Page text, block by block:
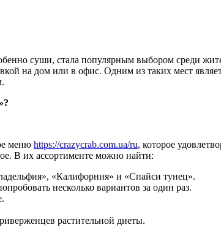
суши, стала популярным выбором среди
на дом или в офис. Одним из таких мест
меню https://crazycrab.com.ua/ru, которое
В их ассортименте можно найти:
«Калифорния» и «Спайси тунец».
несколько вариантов за один раз.
растительной диеты.